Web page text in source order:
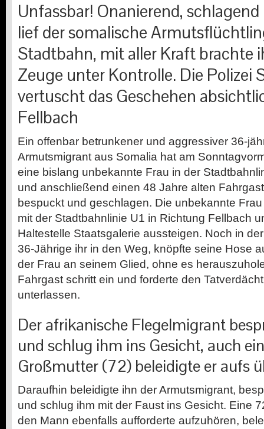
Unfassbar! Onanierend,
lief der somalische
Stadtbahn, mit aller Kraft brachte
Zeuge unter Kontrolle. Die Polizei
vertuscht das Geschehen
Fellbach
Ein offenbar betrunkener und aggressiver 36-
Armutsmigrant aus Somalia hat am
eine bislang unbekannte Frau in der
und anschließend einen 48 Jahre alten
bespuckt und geschlagen. Die unbekannte
mit der Stadtbahnlinie U1 in Richtung Fellbach
Haltestelle Staatsgalerie aussteigen. Noch in
36-Jährige ihr in den Weg, knöpfte seine Hose
der Frau an seinem Glied, ohne es
Fahrgast schritt ein und forderte den
unterlassen.
Der afrikanische Flegelmigrant
und schlug ihm ins Gesicht, auch
Großmutter (72) beleidigte er aufs
Daraufhin beleidigte ihn der Armutsmigrant,
und schlug ihm mit der Faust ins Gesicht. Eine
den Mann ebenfalls aufforderte aufzuhören,